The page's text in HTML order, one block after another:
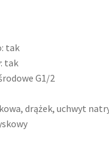
tak
tak
G1/2
drążek, uchwyt